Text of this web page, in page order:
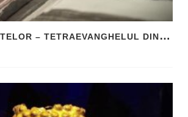
P
UNTEA CUVINTELOR – TETRAEVANGHELUL DIN 1561 ȘI NAȘTEREA LIMBII ROMÂNE LITERARE